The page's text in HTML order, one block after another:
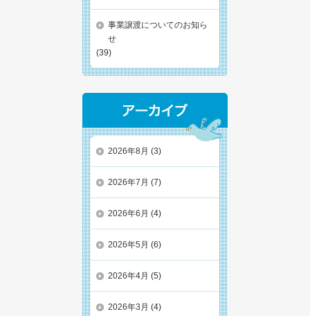
事業譲渡についてのお知ら
せ
(39)
2026年8月 (3)
2026年7月 (7)
2026年6月 (4)
2026年5月 (6)
2026年4月 (5)
2026年3月 (4)